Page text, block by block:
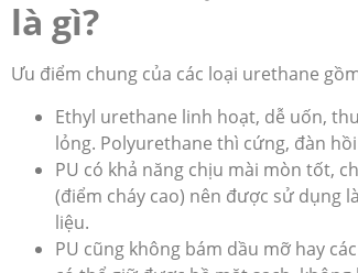
là gì?
Ưu điểm chung của các loại urethane
Ethyl urethane linh hoạt, dễ uốn,
lỏng. Polyurethane thì cứng, đàn
PU có khả năng chịu mài mòn tốt,
(điểm cháy cao) nên được sử dụng
liệu.
PU cũng không bám dầu mỡ hay